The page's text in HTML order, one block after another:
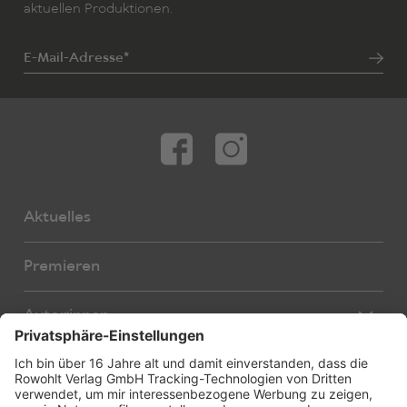
aktuellen Produktionen.
E-Mail-Adresse*
Aktuelles
Premieren
Autor:innen
Übersetzer:innen
Bearbeiter:innen
Stücke
Neue Stücke